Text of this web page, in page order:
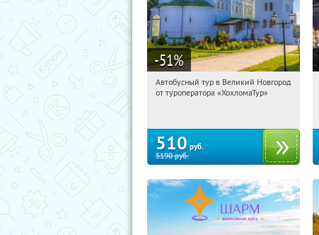
-51%
11:42:00 Купили:2
Автобусный тур в Великий Новгород
от туроператора «ХохломаТур»
510 руб.
5190руб.